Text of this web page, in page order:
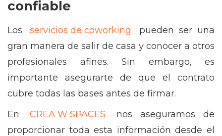
confiable
Los servicios de coworking
pueden ser una
gran manera de salir de casa y conocer a otros
profesionales afines. Sin embargo, es
importante asegurarte de que el contrato
cubre todas las bases antes de firmar.
En
CREA W SPACES
nos aseguramos de
proporcionar toda esta información desde el